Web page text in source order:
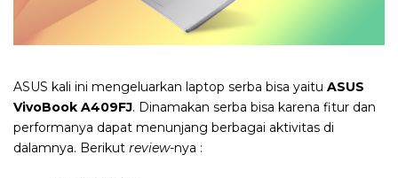
ASUS kali ini mengeluarkan laptop serba bisa yaitu ASUS
VivoBook A409FJ. Dinamakan serba bisa karena fitur dan
performanya dapat menunjang berbagai aktivitas di
dalamnya. Berikut review-nya :